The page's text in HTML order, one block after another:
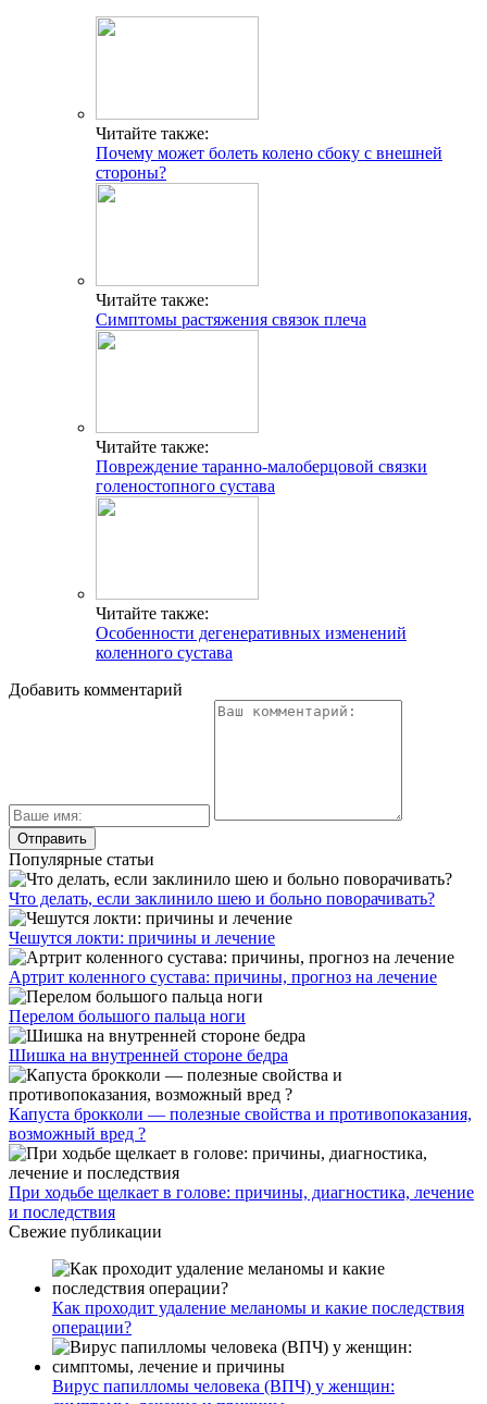
Читайте также:
Почему может болеть колено сбоку с внешней
стороны?
Читайте также:
Симптомы растяжения связок плеча
Читайте также:
Повреждение таранно-малоберцовой связки
голеностопного сустава
Читайте также:
Особенности дегенеративных изменений
коленного сустава
Добавить комментарий
Популярные статьи
Что делать, если заклинило шею и больно поворачивать?
Чешутся локти: причины и лечение
Артрит коленного сустава: причины, прогноз на лечение
Перелом большого пальца ноги
Шишка на внутренней стороне бедра
Капуста брокколи — полезные свойства и противопоказания,
возможный вред ?
При ходьбе щелкает в голове: причины, диагностика, лечение
и последствия
Свежие публикации
Как проходит удаление меланомы и какие последствия
операции?
Вирус папилломы человека (ВПЧ) у женщин: